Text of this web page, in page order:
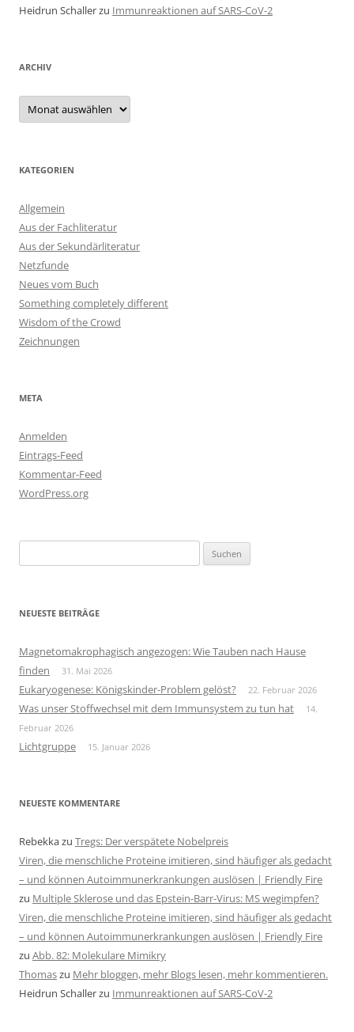
Heidrun Schallerzu Immunreaktionen auf SARS-CoV-2
ARCHIV
Archiv
KATEGORIEN
Allgemein
Aus der Fachliteratur
Aus der Sekundärliteratur
Netzfunde
Neues vom Buch
Something completely different
Wisdom of the Crowd
Zeichnungen
META
Anmelden
Eintrags-Feed
Kommentar-Feed
WordPress.org
nach:
NEUESTE BEITRÄGE
Magnetomakrophagisch angezogen: Wie Tauben nach Hause
finden
31. Mai 2026
Eukaryogenese: Königskinder-Problem gelöst? 22. Februar 2026
Was unser Stoffwechsel mit dem Immunsystem zu tun hat
14.
Februar 2026
Lichtgruppe 15. Januar 2026
NEUESTE KOMMENTARE
Rebekkazu Tregs: Der verspätete Nobelpreis
Viren, die menschliche Proteine imitieren, sind häufiger als gedacht
– und können Autoimmunerkrankungen auslösen | Friendly Fire
zu Multiple Sklerose und das Epstein-Barr-Virus: MS wegimpfen?
Viren, die menschliche Proteine imitieren, sind häufiger als gedacht
– und können Autoimmunerkrankungen auslösen | Friendly Fire
zu Abb. 82: Molekulare Mimikry
Thomaszu Mehr bloggen, mehr Blogs lesen, mehr kommentieren.
Heidrun Schallerzu Immunreaktionen auf SARS-CoV-2